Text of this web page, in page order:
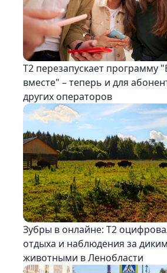
Т2 перезапускает программу
вместе" – теперь и для
других операторов
Зубры в онлайне: Т2
отдыха и наблюдения за
животными в Ленобласти